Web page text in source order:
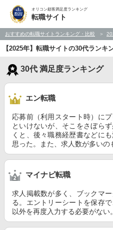
オリコン顧客満足度ランキング
転職サイト
おすすめの転職サイトランキング・比較
【2025年】転職サイトの30代ランキ
30代 満足度ランキング
エン転職
応募前（利用スタート時）に
といけないが、そこをさぼら
くと、後々職務経歴書などに
思った。また、求人数が多いの
マイナビ転職
求人掲載数が多く、ブックマ
る。エントリーシートを保存
以外を再度入力する必要がない